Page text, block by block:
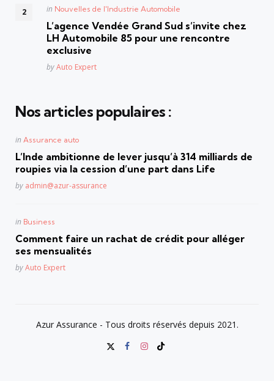
Posted
in Nouvelles de l'Industrie Automobile
L’agence Vendée Grand Sud s’invite chez
LH Automobile 85 pour une rencontre
exclusive
Posted
byAuto Expert
Nos articles populaires :
Posted
in Assurance auto
L’Inde ambitionne de lever jusqu’à 314 milliards de
roupies via la cession d’une part dans Life
Posted
by admin@azur-assurance
Posted
in Business
Comment faire un rachat de crédit pour alléger
ses mensualités
Posted
byAuto Expert
Azur Assurance - Tous droits réservés depuis 2021.